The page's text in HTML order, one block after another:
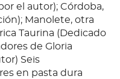
el autor); Córdoba,
Manolete, otra
Taurina (Dedicado
de Gloria
Seis
en pasta dura